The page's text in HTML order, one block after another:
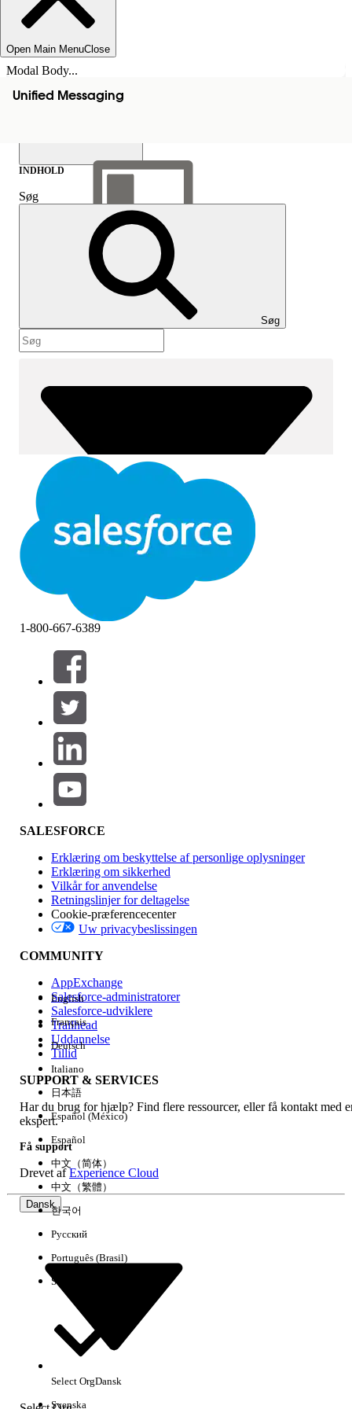
Open Main MenuClose
Modal Body...
Unified Messaging
Vis indholdsfortegnelse
Indhold
INDHOLD
Søg
Søg
Filtre (0)
VÆLG FILTRE
Produktområde
Funktionspåvirkning
Version
Experience
Ryd alle Udført
Her er nogle søgetips
Kontroller stavemåden for dine søgeord.
1-800-667-6389
SALESFORCE
Erklæring om beskyttelse af personlige oplysninger
Erklæring om sikkerhed
Vilkår for anvendelse
Retningslinjer for deltagelse
Cookie-præferencecenter
Uw privacybeslissingen
COMMUNITY
AppExchange
Salesforce-administratorer
Salesforce-udviklere
Trailhead
Uddannelse
Tillid
SUPPORT & SERVICES
Har du brug for hjælp? Find flere ressourcer, eller få kontakt med
ekspert.
Få support
Drevet afExperience Cloud
Dansk
English
Français
Deutsch
Italiano
日本語
Español (México)
Español
中文（简体）
中文（繁體）
한국어
Русский
Português (Brasil)
Suomi
Select OrgDansk
Svenska